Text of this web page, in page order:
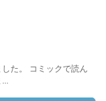
た。 コミックで読ん